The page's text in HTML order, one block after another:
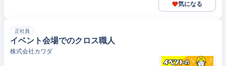
気になる
正社員
イベント会場でのクロス職人
株式会社カワダ